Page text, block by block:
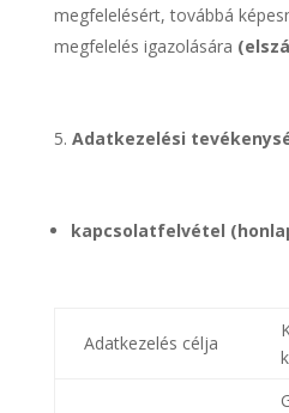
megfelelésért, továbbá
megfelelés igazolására
Adatkezelési
kapcsolatfelvétel
Adatkezelés célja